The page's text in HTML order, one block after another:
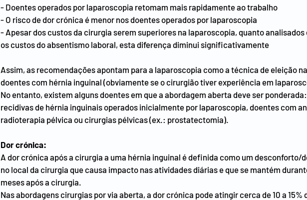
- Doentes operados por laparoscopia retomam mais rapidamente ao trabalho
- O risco de dor crónica é menor nos doentes operados por laparoscopia
- Apesar dos custos da cirurgia serem superiores na laparoscopia, quanto
os custos do absentismo laboral, esta diferença diminui significativamente
Assim, as recomendações apontam para a laparoscopia como a técnica de eleição
doentes com hérnia inguinal (obviamente se o cirurgião tiver experiência em
No entanto, existem alguns doentes em que a abordagem aberta deve ser
recidivas de hérnia inguinais operados inicialmente por laparoscopia, doentes com
radioterapia pélvica ou cirurgias pélvicas (ex.: prostatectomia).
Dor crónica:
A dor crónica após a cirurgia a uma hérnia inguinal é definida como um desconforto/
no local da cirurgia que causa impacto nas atividades diárias e que se mantém
meses após a cirurgia.
Nas abordagens cirurgias por via aberta, a dor crónica pode atingir cerca de 10 a 15%